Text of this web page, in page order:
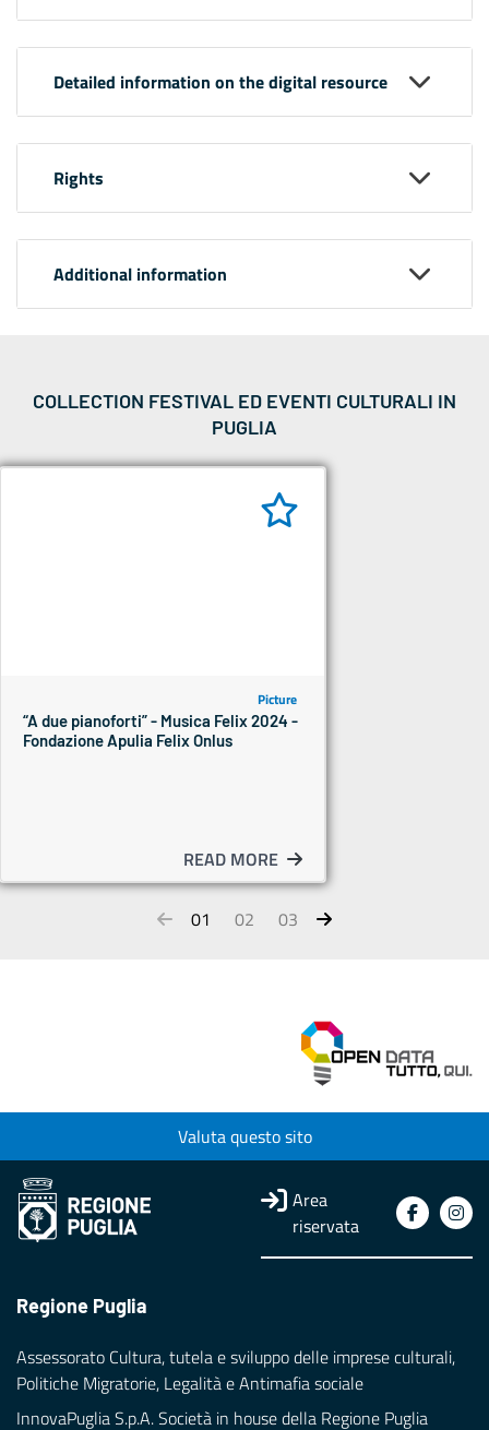
Detailed information on the digital resource
Rights
Additional information
COLLECTION FESTIVAL ED EVENTI CULTURALI IN
PUGLIA
Picture
“A due pianoforti” - Musica Felix 2024 -
Fondazione Apulia Felix Onlus
READ MORE
01 02 03
Valuta questo sito
Area
riservata
Regione Puglia
Assessorato Cultura, tutela e sviluppo delle imprese culturali,
Politiche Migratorie, Legalità e Antimafia sociale
InnovaPuglia S.p.A. Società in house della Regione Puglia